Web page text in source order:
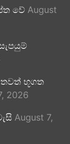
වේ August
භූගත
2026
August 7,